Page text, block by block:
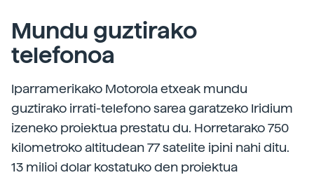
Mundu guztirako
telefonoa
Iparramerikako Motorola etxeak mundu
guztirako irrati-telefono sarea garatzeko Iridium
izeneko proiektua prestatu du. Horretarako 750
kilometroko altitudean 77 satelite ipini nahi ditu.
13 milioi dolar kostatuko den proiektua